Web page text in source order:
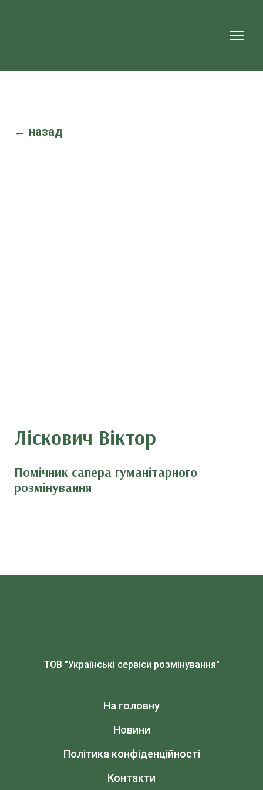
← назад
Ліскович Віктор
Помічник сапера гуманітарного
розмінування
ТОВ "Українські сервіси розмінування"
На головну
Новини
Політика конфіденційності
Контакти